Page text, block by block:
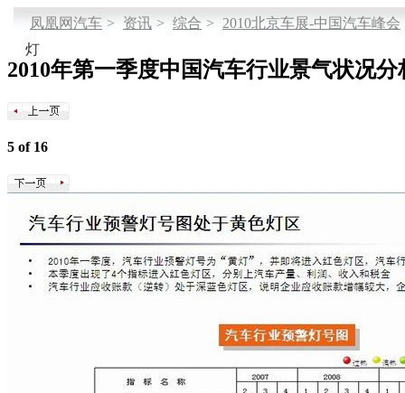
凤凰网汽车 > 资讯 > 综合 >
2010北京车展-中国汽车峰会
灯
2010年第一季度中国汽车行业景气状况分
5 of 16